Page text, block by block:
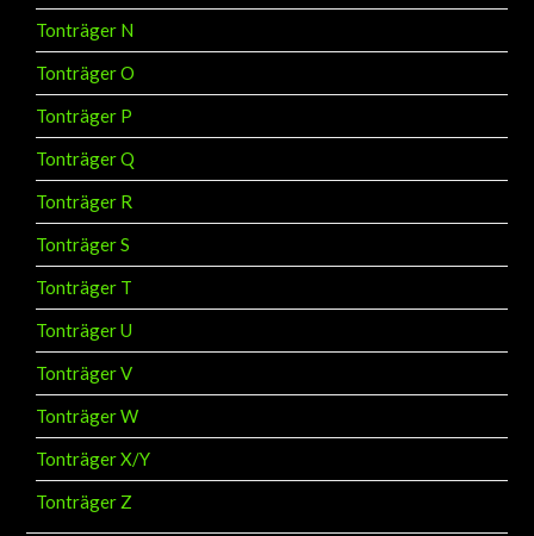
Tonträger N
Tonträger O
Tonträger P
Tonträger Q
Tonträger R
Tonträger S
Tonträger T
Tonträger U
Tonträger V
Tonträger W
Tonträger X/Y
Tonträger Z